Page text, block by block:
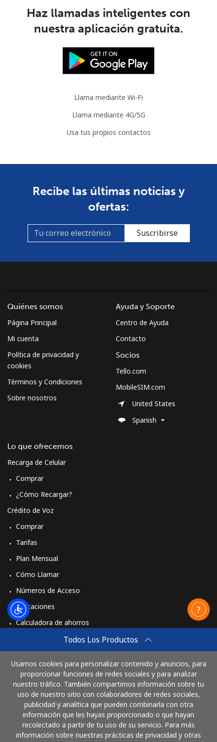
Haz llamadas inteligentes con
nuestra aplicación gratuita.
Llama mediante Wi-Fi
Llama mediante 4G/5G
Usa tus propios contactos
Recibe las últimas noticias y
ofertas:
Suscribirse
Todos Los Productos
Usamos cookies para personalizar contenido y anuncios, para
proporcionar funciones de redes sociales y para analizar
nuestro tráfico. También compartimos información sobre tu
uso de nuestro sitio con colaboradores de redes sociales,
publicidad y analítica que pueden combinarla con otra
información que les hayas proporcionado o que hayan
recolectado a partir de tu uso de su servicio. Para más
información sobre nuestras prácticas de privacidad y otras
Quiénes somos
Página Principal
Mi cuenta
Política de privacidad y
cookies
Términos y Condiciones
Sobre nosotros
Lo que ofrecemos
Recarga de Celular
Comprar
¿Cómo Recargar?
Crédito de Voz
Comprar
Tarifas
Plan Mensual
Cómo Llamar
Números de Acceso
Aplicaciones
Calculadora de ahorros
Comprar
Cómo funciona
Ayuda y Soporte
Centro de Ayuda
Contacto
Socios
Tello.com
MobileSIM.com
United States
Spanish
Paga con